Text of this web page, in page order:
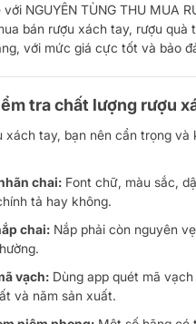
NGUYÊN TÙNG THU MUA
bán rượu xách tay, rượu quà
với mức giá cực tốt và bảo
tra chất lượng rượu
xách tay, bạn nên cẩn trọng và
chai: Font chữ, màu sắc,
tả hay không.
chai: Nắp phải còn nguyên
vạch: Dùng app quét mã
và năm sản xuất.